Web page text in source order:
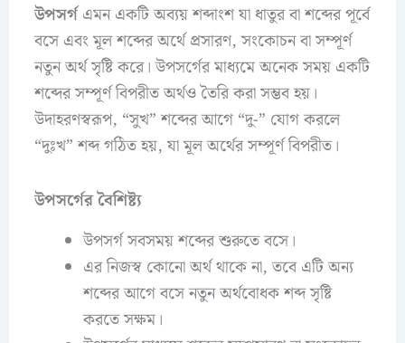
উপসর্গএমন একটি অব্যয় শব্দাংশ যা ধাতুর বা শব্দের পূর্বে
বসে এবং মূল শব্দের অর্থে প্রসারণ, সংকোচন বা সম্পূর্ণ
নতুন অর্থ সৃষ্টি করে। উপসর্গের মাধ্যমে অনেক সময় একটি
শব্দের সম্পূর্ণ বিপরীত অর্থও তৈরি করা সম্ভব হয়।
উদাহরণস্বরূপ, “সুখ” শব্দের আগে “দু-” যোগ করলে
“দুঃখ” শব্দ গঠিত হয়, যা মূল অর্থের সম্পূর্ণ বিপরীত।​
উপসর্গের বৈশিষ্ট্য
উপসর্গ সবসময় শব্দের শুরুতে বসে।
এর নিজস্ব কোনো অর্থ থাকে না, তবে এটি অন্য
শব্দের আগে বসে নতুন অর্থবোধক শব্দ সৃষ্টি
করতে সক্ষম।